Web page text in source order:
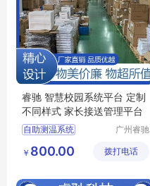
睿驰 智慧校园系统平台 定制
不同样式 家长接送管理平台
自助测温系统
监控设备电子班牌
电子班牌触摸一体机
广州睿驰
公司
￥ 800.00 拨打电话